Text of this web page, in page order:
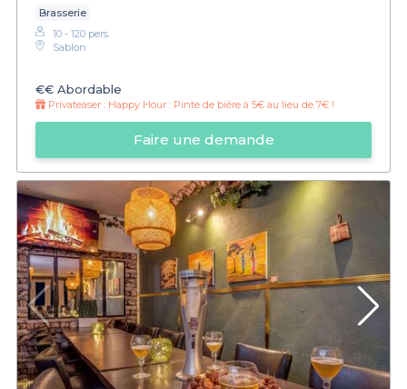
Brasserie
10 - 120 pers.
Sablon
€€ Abordable
Privateaser : Happy Hour : Pinte de bière à 5€ au lieu de 7€ !
Faire une demande